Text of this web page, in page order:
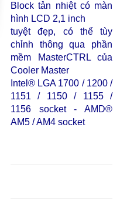
Block tản nhiệt có màn
hình LCD 2,1 inch
tuyệt đẹp, có thể tùy
chỉnh thông qua phần
mềm MasterCTRL của
Cooler Master
Intel® LGA 1700 / 1200 /
1151 / 1150 / 1155 /
1156 socket - AMD®
AM5 / AM4 socket